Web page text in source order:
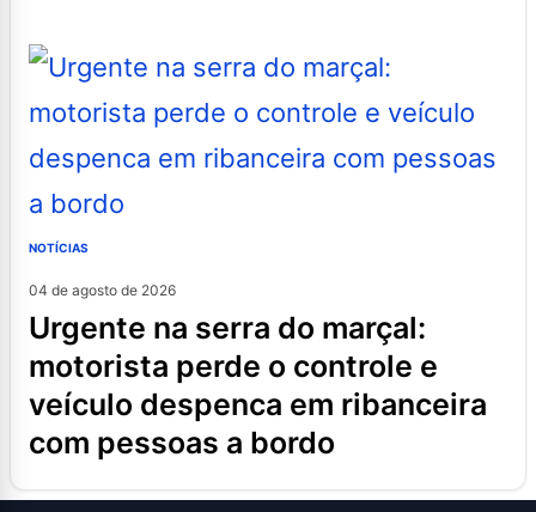
NOTÍCIAS
04 de agosto de 2026
urgente na serra do marçal:
motorista perde o controle e
veículo despenca em ribanceira
com pessoas a bordo